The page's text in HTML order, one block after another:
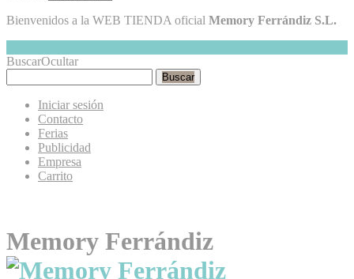
Bienvenidos a la WEB TIENDA oficial Memory Ferrándiz S.L.
BuscarOcultar
Buscar
Iniciar sesión
Contacto
Ferias
Publicidad
Empresa
Carrito
Memory Ferrándiz